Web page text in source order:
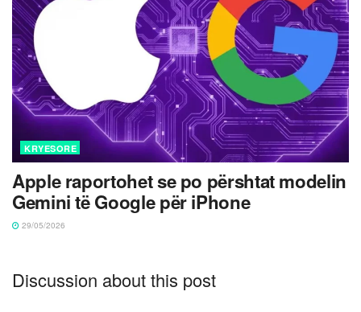
KRYESORE
Apple raportohet se po përshtat modelin
Gemini të Google për iPhone
29/05/2026
Discussion about this post